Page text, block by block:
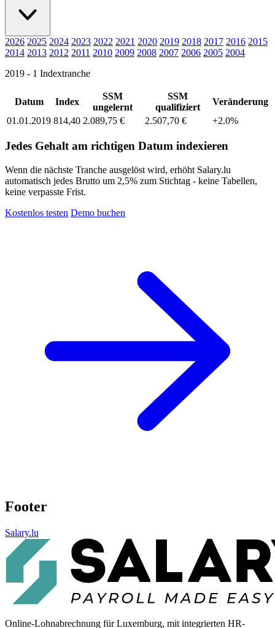
2026 2025 2024 2023 2022 2021 2020 2019 2018 2017 2016 2015
2014 2013 2012 2011 2010 2009 2008 2007 2006 2005 2004
2019 - 1 Indextranche
Datum Index
SSM
ungelernt
SSM
qualifiziert
Veränderung
01.01.2019 814,40 2.089,75 € 2.507,70 € +2.0%
Jedes Gehalt am richtigen Datum indexieren
Wenn die nächste Tranche ausgelöst wird, erhöht Salary.lu
automatisch jedes Brutto um 2,5% zum Stichtag - keine Tabellen,
keine verpasste Frist.
Kostenlos testen Demo buchen
Footer
Salary.lu
Online-Lohnabrechnung für Luxemburg, mit integrierten HR-